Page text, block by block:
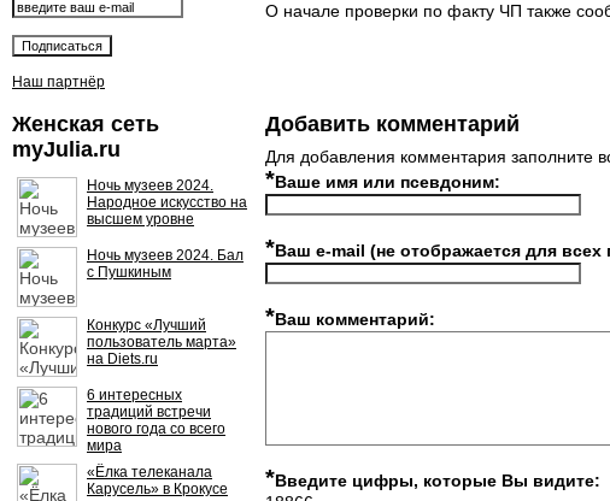
Наш партнёр
Женская сеть
myJulia.ru
Ночь музеев 2024.
Народное искусство на
высшем уровне
Ночь музеев 2024. Бал
с Пушкиным
Конкурс «Лучший
пользователь марта»
на Diets.ru
6 интересных
традиций встречи
нового года со всего
мира
«Ёлка телеканала
Карусель» в Крокусе
О начале проверки по факту ЧП также
Добавить комментарий
Для добавления комментария заполните
*Ваше имя или псевдоним:
*Ваш e-mail (не отображается для всех
*Ваш комментарий:
*Введите цифры, которые Вы видите: